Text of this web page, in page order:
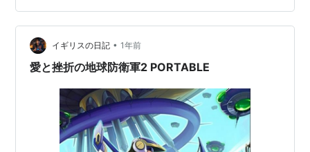
イギリスの日記 • 1年前
愛と挫折の地球防衛軍2 PORTABLE